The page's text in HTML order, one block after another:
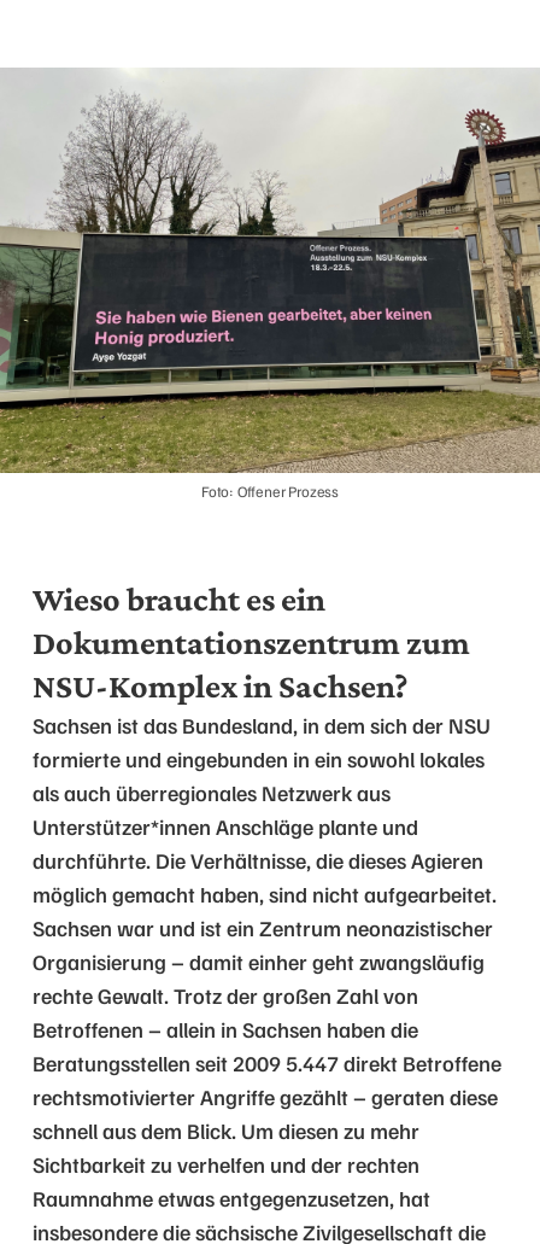
Foto: Offener Prozess
Wieso braucht es ein
Dokumentationszentrum zum
NSU-Komplex in Sachsen?
Sachsen ist das Bundesland, in dem sich der NSU
formierte und eingebunden in ein sowohl lokales
als auch überregionales Netzwerk aus
Unterstützer*innen Anschläge plante und
durchführte. Die Verhältnisse, die dieses Agieren
möglich gemacht haben, sind nicht aufgearbeitet.
Sachsen war und ist ein Zentrum neonazistischer
Organisierung – damit einher geht zwangsläufig
rechte Gewalt. Trotz der großen Zahl von
Betroffenen – allein in Sachsen haben die
Beratungsstellen seit 2009 5.447 direkt Betroffene
rechtsmotivierter Angriffe gezählt – geraten diese
schnell aus dem Blick. Um diesen zu mehr
Sichtbarkeit zu verhelfen und der rechten
Raumnahme etwas entgegenzusetzen, hat
insbesondere die sächsische Zivilgesellschaft die